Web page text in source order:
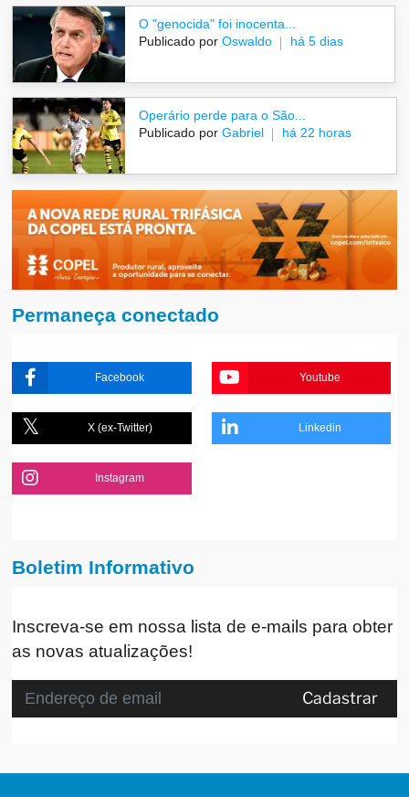
O "genocida" foi inocenta...
Publicado por Oswaldo há 5 dias
Operário perde para o São...
Publicado por Gabriel há 22 horas
Permaneça conectado
Facebook Youtube
X (ex-Twitter) Linkedin
Instagram
Boletim Informativo
Inscreva-se em nossa lista de e-mails para obter
as novas atualizações!
Cadastrar